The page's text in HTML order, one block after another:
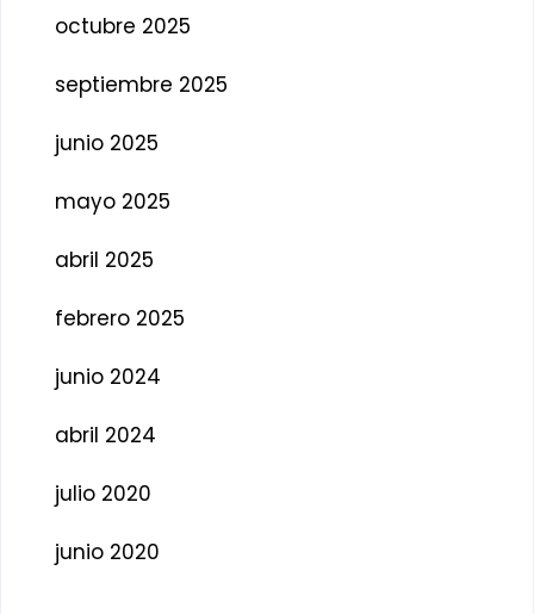
octubre 2025
septiembre 2025
junio 2025
mayo 2025
abril 2025
febrero 2025
junio 2024
abril 2024
julio 2020
junio 2020